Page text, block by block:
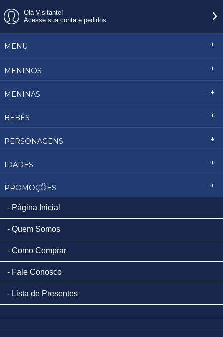
Olá Visitante!
Acesse sua conta e pedidos
MENU
MENINOS
MENINAS
BEBÊS
PERSONAGENS
IDADES
PROMOÇÕES
Página Inicial
Quem Somos
Como Comprar
Fale Conosco
Lista de Presentes